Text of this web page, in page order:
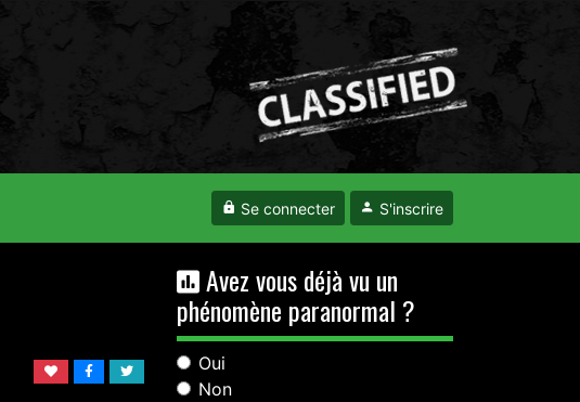
Se connecter S'inscrire
Avez vous déjà vu un
phénomène paranormal ?
Oui
Non